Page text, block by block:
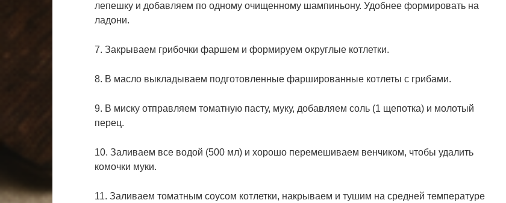
лепешку и добавляем по одному очищенному шампиньону. Удобнее формировать на
ладони.
7. Закрываем грибочки фаршем и формируем округлые котлетки.
8. В масло выкладываем подготовленные фаршированные котлеты с грибами.
9. В миску отправляем томатную пасту, муку, добавляем соль (1 щепотка) и молотый
перец.
10. Заливаем все водой (500 мл) и хорошо перемешиваем венчиком, чтобы удалить
комочки муки.
11. Заливаем томатным соусом котлетки, накрываем и тушим на средней температуре